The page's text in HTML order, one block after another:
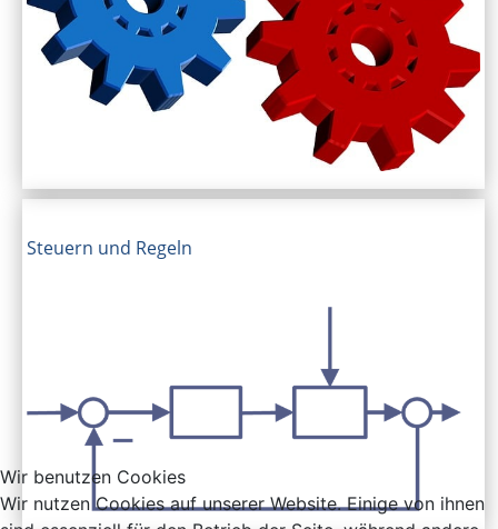
Steuern und Regeln
Wir benutzen Cookies
Wir nutzen Cookies auf unserer Website. Einige von ihnen